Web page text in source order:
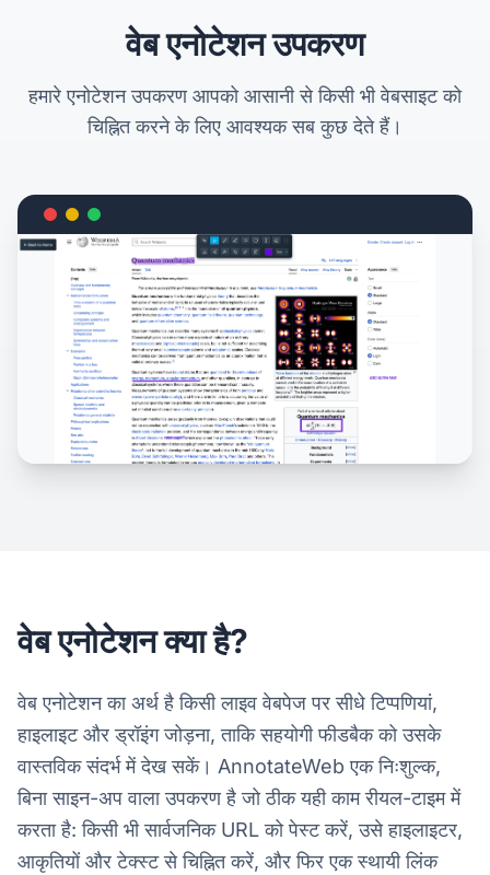
वेब एनोटेशन उपकरण
हमारे एनोटेशन उपकरण आपको आसानी से किसी भी वेबसाइट को
चिह्नित करने के लिए आवश्यक सब कुछ देते हैं।
वेब एनोटेशन क्या है?
वेब एनोटेशन का अर्थ है किसी लाइव वेबपेज पर सीधे टिप्पणियां,
हाइलाइट और ड्रॉइंग जोड़ना, ताकि सहयोगी फीडबैक को उसके
वास्तविक संदर्भ में देख सकें। AnnotateWeb एक निःशुल्क,
बिना साइन-अप वाला उपकरण है जो ठीक यही काम रीयल-टाइम में
करता है: किसी भी सार्वजनिक URL को पेस्ट करें, उसे हाइलाइटर,
आकृतियों और टेक्स्ट से चिह्नित करें, और फिर एक स्थायी लिंक